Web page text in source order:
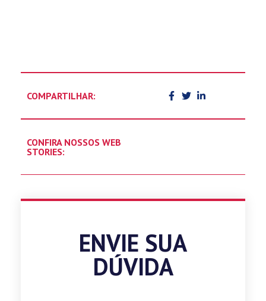
COMPARTILHAR:
CONFIRA NOSSOS WEB
STORIES:
ENVIE SUA
DÚVIDA